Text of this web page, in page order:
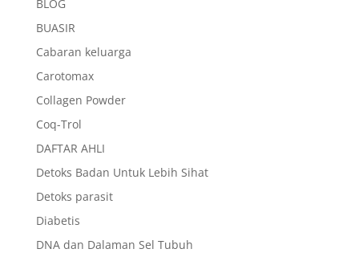
BLOG
BUASIR
Cabaran keluarga
Carotomax
Collagen Powder
Coq-Trol
DAFTAR AHLI
Detoks Badan Untuk Lebih Sihat
Detoks parasit
Diabetis
DNA dan Dalaman Sel Tubuh